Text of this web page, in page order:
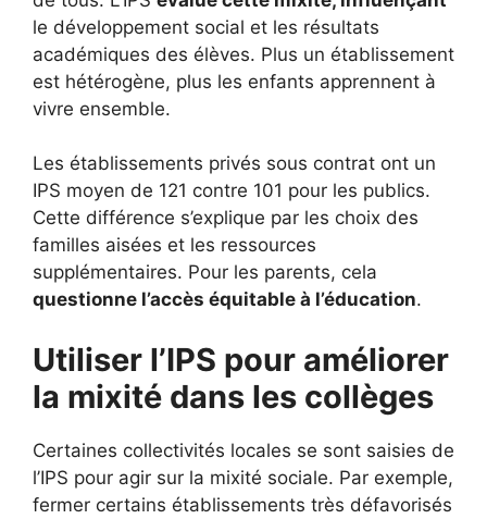
le développement social et les résultats
académiques des élèves. Plus un établissement
est hétérogène, plus les enfants apprennent à
vivre ensemble.
Les établissements privés sous contrat ont un
IPS moyen de 121 contre 101 pour les publics.
Cette différence s’explique par les choix des
familles aisées et les ressources
supplémentaires. Pour les parents, cela
questionne l’accès équitable à l’éducation.
Utiliser l’IPS pour améliorer
la mixité dans les collèges
Certaines collectivités locales se sont saisies de
l’IPS pour agir sur la mixité sociale. Par exemple,
fermer certains établissements très défavorisés